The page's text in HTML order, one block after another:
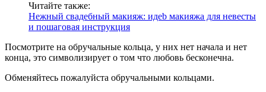
Читайте также:
Нежный свадебный макияж: идеb макияжа для невесты
и пошаговая инструкция
Посмотрите на обручальные кольца, у них нет начала и нет
конца, это символизирует о том что любовь бесконечна.
Обменяйтесь пожалуйста обручальными кольцами.